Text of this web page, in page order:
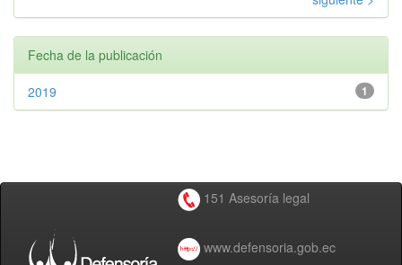
Fecha de la publicación
1
2019
151 Asesoría legal
www.defensoria.gob.ec